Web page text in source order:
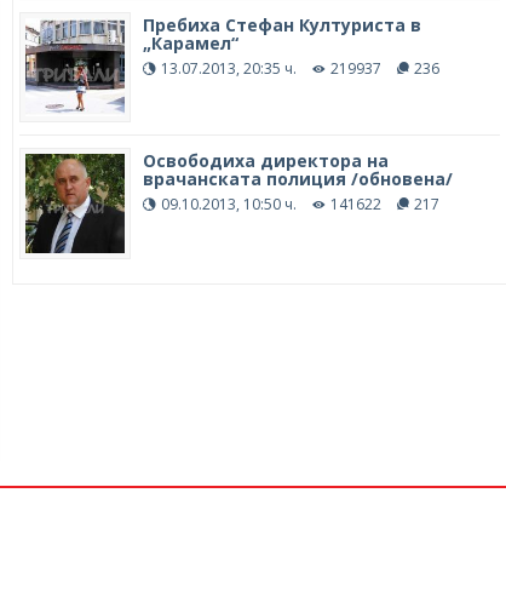
Пребиха Стефан Културиста в
„Карамел“
13.07.2013, 20:35 ч. 219937 236
Освободиха директора на
врачанската полиция /обновена/
09.10.2013, 10:50 ч. 141622 217